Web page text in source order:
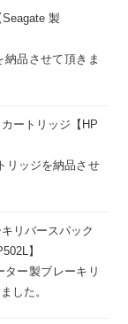
製
納品させて頂きま
ートリッジ【HP
リッジを納品させ
リバースパック
】
ー製ブレーキリ
した。